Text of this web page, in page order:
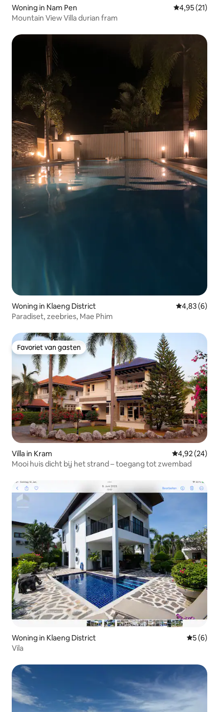
Woning in Nam Pen Gemiddelde
4,95 (21)
Mountain View Villa durian fram
Woning in Klaeng District Gemiddelde
4,83 (6)
Paradiset, zeebries, Mae Phim
Favoriet van gasten
Favoriet van gasten
Villa in Kram Gemiddelde
4,92 (24)
Mooi huis dicht bij het strand – toegang tot zwembad
Woning in Klaeng District
5 (6)
Vila